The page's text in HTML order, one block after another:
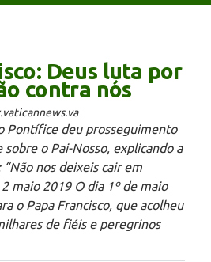
Deus luta por
contra nós
Pontífice deu prosseguimento
sobre o Pai-Nosso, explicando a
nos deixeis cair em
maio 2019 O dia 1º de maio
o Papa Francisco, que acolheu
de fiéis e peregrinos